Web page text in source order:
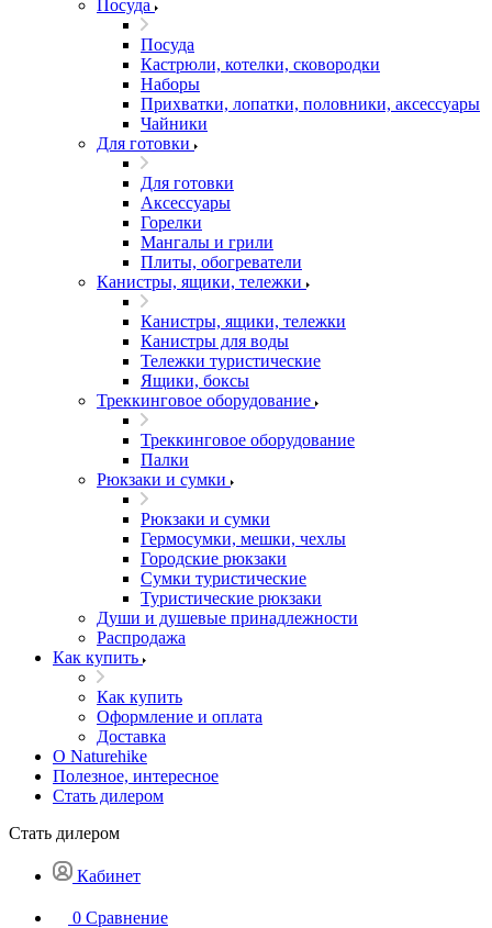
Посуда
Посуда
Кастрюли, котелки, сковородки
Наборы
Прихватки, лопатки, половники, аксессуары
Чайники
Для готовки
Для готовки
Аксессуары
Горелки
Мангалы и грили
Плиты, обогреватели
Канистры, ящики, тележки
Канистры, ящики, тележки
Канистры для воды
Тележки туристические
Ящики, боксы
Треккинговое оборудование
Треккинговое оборудование
Палки
Рюкзаки и сумки
Рюкзаки и сумки
Гермосумки, мешки, чехлы
Городские рюкзаки
Сумки туристические
Туристические рюкзаки
Души и душевые принадлежности
Распродажа
Как купить
Как купить
Оформление и оплата
Доставка
О Naturehike
Полезное, интересное
Стать дилером
Стать дилером
Кабинет
0 Сравнение